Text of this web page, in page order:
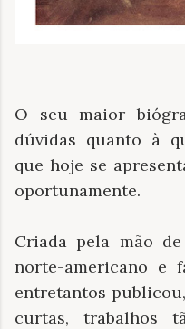
O seu maior
dúvidas quanto à
que hoje se
oportunamente.
Criada pela mão
norte-americano e
entretantos
curtas, trabalhos